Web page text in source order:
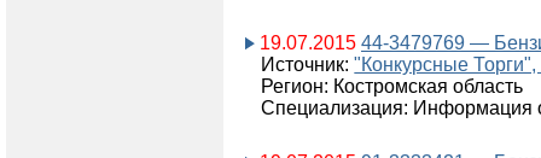
19.07.2015 44-3479769 —
Источник:"Конкурсные Торги",
Регион: Костромская область
Специализация: Информация